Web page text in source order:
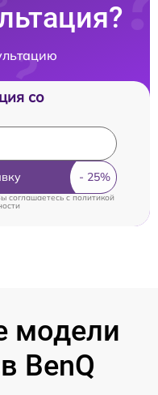
со
соглашаетесь c политикой
модели
BenQ